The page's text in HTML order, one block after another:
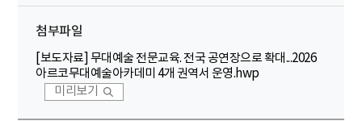
첨부파일
[보도자료] 무대예술 전문교육. 전국 공연장으로 확대...2026
아르코무대예술아카데미 4개 권역서 운영.hwp
미리보기